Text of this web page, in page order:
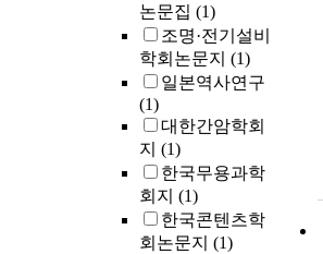
논문집 (1)
조명·전기설비
학회논문지 (1)
일본역사연구
(1)
대한간암학회
지 (1)
한국무용과학
회지 (1)
한국콘텐츠학
회논문지 (1)